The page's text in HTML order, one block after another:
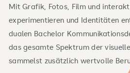
Mit Grafik, Fotos, Film und
experimentieren und Identitäten
dualen Bachelor
das gesamte Spektrum der
sammelst zusätzlich wertvolle